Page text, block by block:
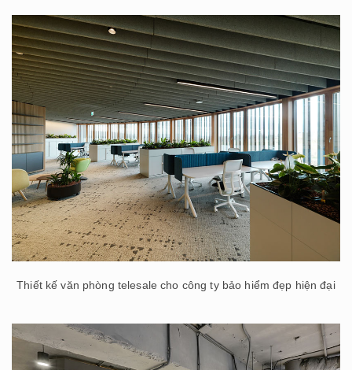
Thiết kế văn phòng telesale cho công ty bảo hiểm đẹp hiện đại